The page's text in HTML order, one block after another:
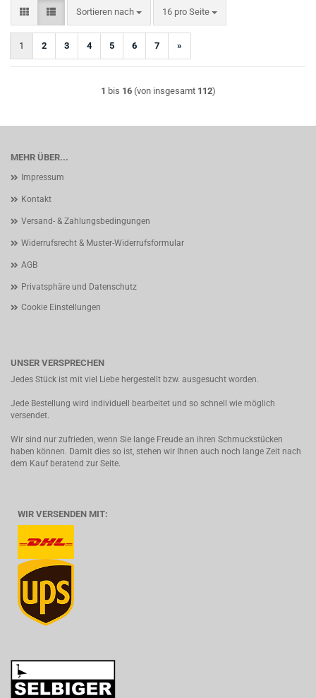
Sortieren nach
Sortieren nach 16 pro Seite
pro Seite
1 2 3 4 5 6 7 »
1 bis 16(von insgesamt 112)
MEHR ÜBER...
Impressum
Kontakt
Versand- & Zahlungsbedingungen
Widerrufsrecht & Muster-Widerrufsformular
AGB
Privatsphäre und Datenschutz
Cookie Einstellungen
UNSER VERSPRECHEN
Jedes Stück ist mit viel Liebe hergestellt bzw. ausgesucht worden.
Jede Bestellung wird individuell bearbeitet und so schnell wie möglich
versendet.
Wir sind nur zufrieden, wenn Sie lange Freude an ihren Schmuckstücken
haben können. Damit dies so ist, stehen wir Ihnen auch noch lange Zeit nach
dem Kauf beratend zur Seite.
WIR VERSENDEN MIT: